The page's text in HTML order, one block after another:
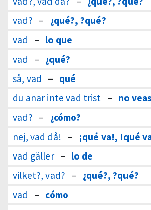
vad? – ¿qué?, ?qué?
vad
– lo que
vad
– ¿qué?
så, vad
– qué
du anar inte vad trist – no
vad? – ¿cómo?
nej, vad då! –
¡qué va!, !qué
vad gäller – lo de
vilket?, vad? – ¿qué?, ?qué?
vad
– cómo